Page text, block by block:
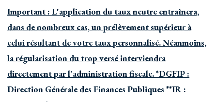
Important : L'application du taux neutre entraînera,
dans de nombreux cas, un prélèvement supérieur à
celui résultant de votre taux personnalisé. Néanmoins,
la régularisation du trop versé interviendra
directement par l'administration fiscale. *DGFIP :
Direction Générale des Finances Publiques **IR :